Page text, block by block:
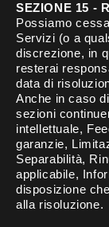
SEZIONE 15 -
Possiamo
Servizi (o a
discrezione, in
resterai
data di
Anche in caso
sezioni
intellettuale,
garanzie,
Separabilità,
applicabile,
disposizione
alla risoluzione.